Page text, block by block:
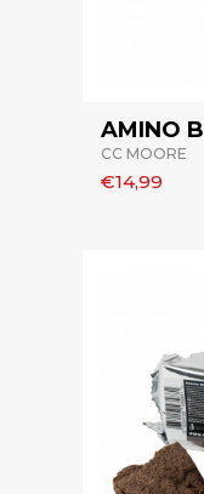
AMINO
CC MOORE
€14,99